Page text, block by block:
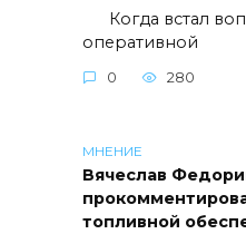
Когда встал
оперативной
0 280
МНЕНИЕ
Вячеслав
топливной